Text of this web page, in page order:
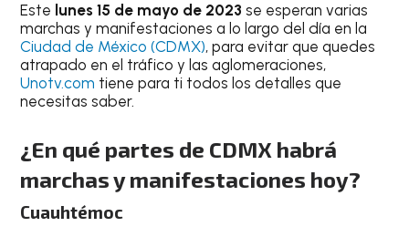
Este lunes 15 de mayo de 2023 se esperan varias
marchas y manifestaciones a lo largo del día en la
Ciudad de México (CDMX), para evitar que quedes
atrapado en el tráfico y las aglomeraciones,
Unotv.com tiene para ti todos los detalles que
necesitas saber.
¿En qué partes de CDMX habrá
marchas y manifestaciones hoy?
Cuauhtémoc